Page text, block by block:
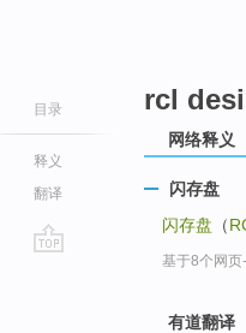
目录
释义
翻译
rcl
网络释义
闪存盘
闪存盘 （
基于8个网页-
有道翻译